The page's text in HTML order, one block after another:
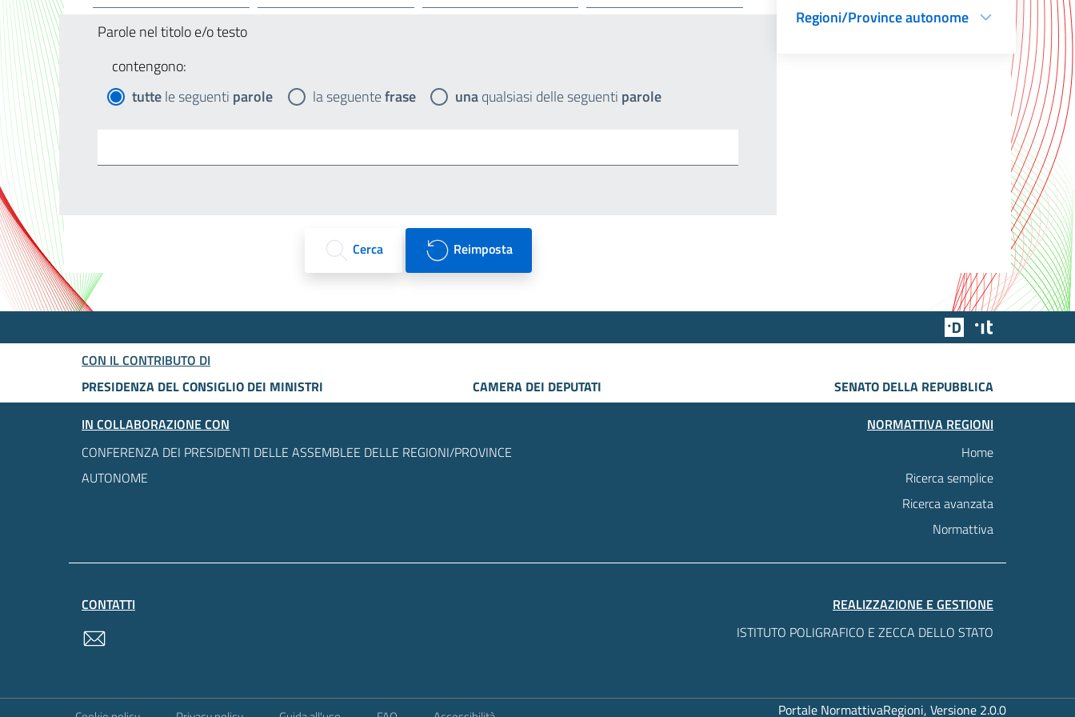
Parole nel titolo e/o testo
contengono:
tuttele seguenti parole la seguentefrase unaqualsiasi delle seguenti parole
Cerca Reimposta
Regioni/Province autonome
Team Digitale
CON IL CONTRIBUTO DI
PRESIDENZA DEL CONSIGLIO DEI MINISTRI
CAMERA DEI DEPUTATI
SENATO DELLA REPUBBLICA
IN COLLABORAZIONE CON
CONFERENZA DEI PRESIDENTI DELLE ASSEMBLEE DELLE REGIONI/PROVINCE
AUTONOME
NORMATTIVA REGIONI
Home
Ricerca semplice
Ricerca avanzata
Normattiva
CONTATTI
REALIZZAZIONE E GESTIONE
ISTITUTO POLIGRAFICO E ZECCA DELLO STATO
Portale NormattivaRegioni, Versione 2.0.0